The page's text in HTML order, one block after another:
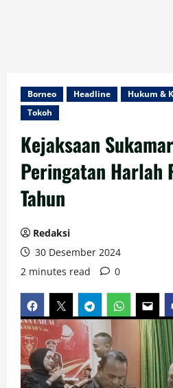
Borneo Headline Hukum &
Tokoh
Kejaksaan
Peringatan Harlah
Tahun
Redaksi
30 Desember 2024
2 minutes read
0